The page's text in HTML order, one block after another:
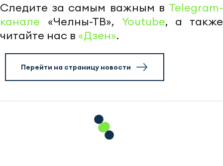
Следите за самым важным в Telegram-
канале «Челны-ТВ», Youtube, а также
читайте нас в «Дзен».
Перейти на страницу новости